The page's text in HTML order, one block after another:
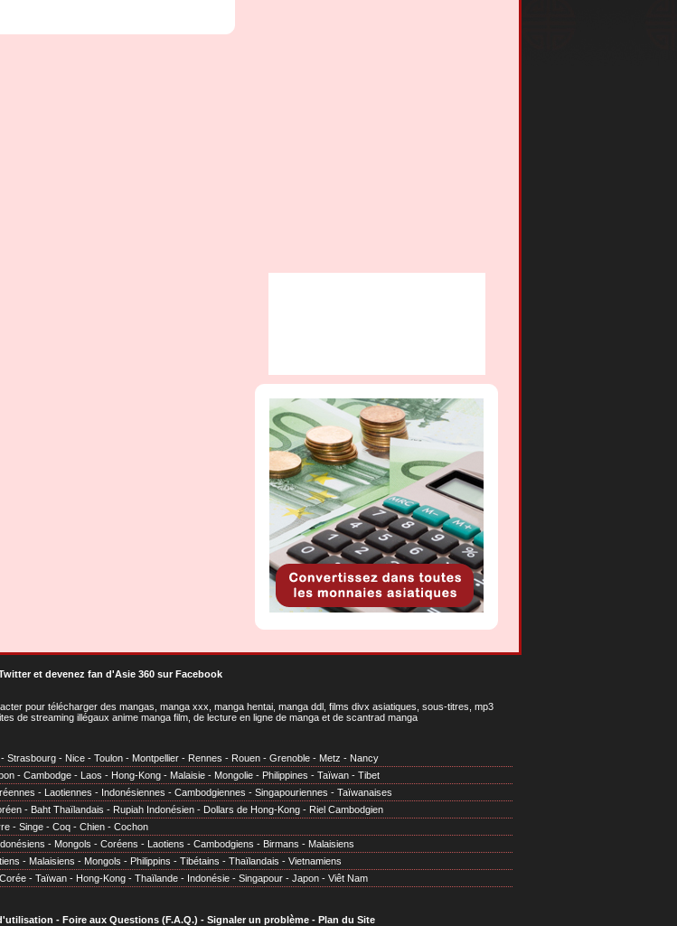
et devenez fan d'Asie 360 sur Facebook
pour télécharger des mangas, manga xxx, manga hentai, manga ddl, films divx asiatiques, sous-titres, mp3
de streaming illégaux anime manga film, de lecture en ligne de manga et de scantrad manga
- Strasbourg - Nice - Toulon - Montpellier - Rennes - Rouen - Grenoble - Metz - Nancy
- Cambodge - Laos - Hong-Kong - Malaisie - Mongolie - Philippines - Taïwan - Tibet
- Laotiennes - Indonésiennes - Cambodgiennes - Singapouriennes - Taïwanaises
- Baht Thaïlandais - Rupiah Indonésien - Dollars de Hong-Kong - Riel Cambodgien
- Singe - Coq - Chien - Cochon
- Mongols - Coréens - Laotiens - Cambodgiens - Birmans - Malaisiens
- Malaisiens - Mongols - Philippins - Tibétains - Thaïlandais - Vietnamiens
Corée - Taïwan - Hong-Kong - Thaïlande - Indonésie - Singapour - Japon - Viêt Nam
- Foire aux Questions (F.A.Q.) - Signaler un problème- Plan du Site